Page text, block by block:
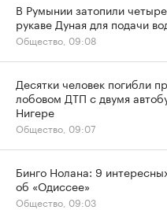
В Румынии затопили
рукаве Дуная для подачи
Общество, 09:08
Десятки человек погибли
лобовом ДТП с двумя
Нигере
Общество, 09:07
Бинго Нолана: 9
об «Одиссее»
Общество, 09:03